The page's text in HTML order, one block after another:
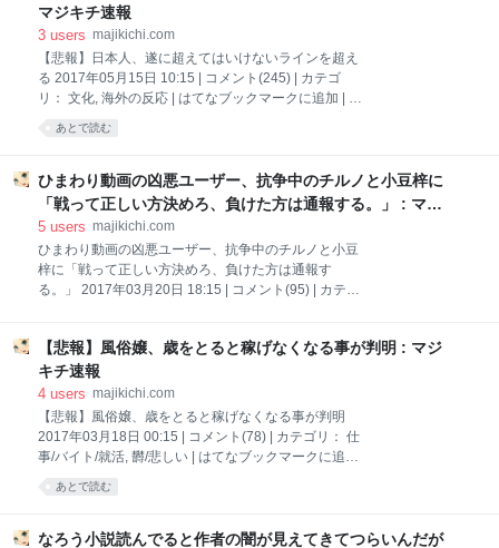
[US] NG NG.net 米コロラド州に住む女性が23日に自身
のツイッターに巨大なカタツムリの写真を投稿。 そこ
には「私のうさちゃんを助けてほしい。彼女に苦痛で
す」と書かれている。 女性が育てているカタツムリの
健康状態が良くなく、SNSに助けを要請したと思われ
いいね、そして1500もの返信があったという。 返信
「こんなにも大きくても動きはのろまなのか？」、 「
マジキチ速報
3 users majikichi.com
【悲報】日本人、遂に超えてはいけないラインを超え
る 2017年05月15日 10:15 | コメント(245) | カテゴ
リ： 文化, 海外の反応 | はてなブックマークに追加 | ツ
イート 【悲報】お前ら、遂に超えてはいけないライン
を超える1：以下、＼(^o^)／でVIPがお送りします
ンでしょ 引用元
http://viper.2ch.sc/test/read.cgi/news4vip/1494732510
2：以下、＼(^o^)／でVIPがお送りします
ウェ犯してぇ… 3：以下、＼(^o^)／でVIPがお送りし
ます 2017/05/14(日) 12:29:18.235 ID:CgzmGhUgd.net
あとで読む
ひまわり動画の凶悪ユーザー、抗争中のチルノと小豆梓に
「戦って正しい方決めろ、負けた方は通報する。」 : マジ
キチ速報
5 users majikichi.com
ひまわり動画の凶悪ユーザー、抗争中のチルノと小豆
梓に「戦って正しい方決めろ、負けた方は通報す
る。」 2017年03月20日 18:15 | コメント(95) | カテゴ
ろ、負けた方は通報する。」1：風吹けば名無し＠＼
(^o^)／ 2017/03/20(月) 13:34:53.12 ID:9YYiKKfl0.net
小豆がチルノに嫌がらせ ↓ チルノぶちぎれ ↓ ユーザー
「動画早い方が勝ち。戦って正しい方決めろ」 ↓ 小豆
とチルノの熾烈な争い ↓ ユーザー「負けた方は通報す
る。勝った方は負けたやつの担当分まで遅れずアップ
↓ ユーザー「和解するなら通報する」 引用元
【悲報】風俗嬢、歳をとると稼げなくなる事が判明 : マジ
キチ速報
4 users majikichi.com
【悲報】風俗嬢、歳をとると稼げなくなる事が判明
2017年03月18日 00:15 | コメント(78) | カテゴリ： 仕
事/バイト/就活, 欝/悲しい | はてなブックマークに追加 |
ツイート 【悲報】性風俗、歳をとると稼げなくなる
1：名無しさん＠おーぷん 2017/03/17(金)19:01:23
http://hayabusa.open2ch.net/test/read.cgi/livejupiter/1
あとで読む
なろう小説読んでると作者の闇が見えてきてつらいんだが